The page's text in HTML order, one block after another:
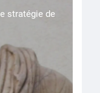
stratégie de